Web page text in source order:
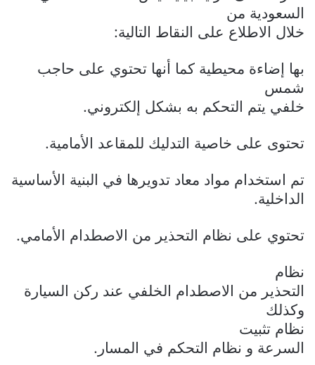
السعودية من
خلال الاطلاع على النقاط التالية:
بها إضاءة محيطية كما أنها تحتوي على حاجب
شمس
خلفي يتم التحكم به بشكل إلكتروني.
تحتوى على خاصية التدليك للمقاعد الأمامية.
تم استخدام مواد معاد تدويرها في البنية الأساسية
الداخلية.
تحتوي على نظام التحذير من الاصطدام الأمامي.
نظام
التحذير من الاصطدام الخلفي عند ركن السيارة
وكذلك
نظام تثبيت
السرعة و نظام التحكم في المسار .